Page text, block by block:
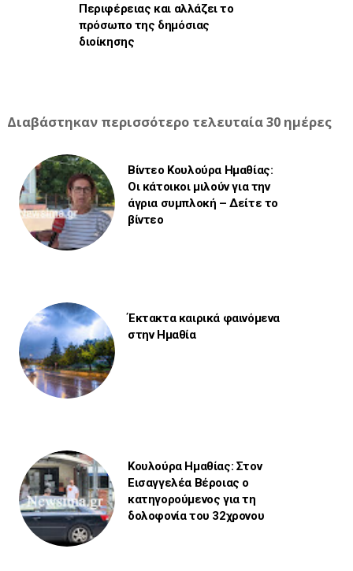
Περιφέρειας και αλλάζει το
πρόσωπο της δημόσιας
διοίκησης
Διαβάστηκαν περισσότερο τελευταία 30 ημέρες
Βίντεο Κουλούρα Ημαθίας:
Οι κάτοικοι μιλούν για την
άγρια συμπλοκή – Δείτε το
βίντεο
Έκτακτα καιρικά φαινόμενα
στην Ημαθία
Κουλούρα Ημαθίας: Στον
Εισαγγελέα Βέροιας ο
κατηγορούμενος για τη
δολοφονία του 32χρονου